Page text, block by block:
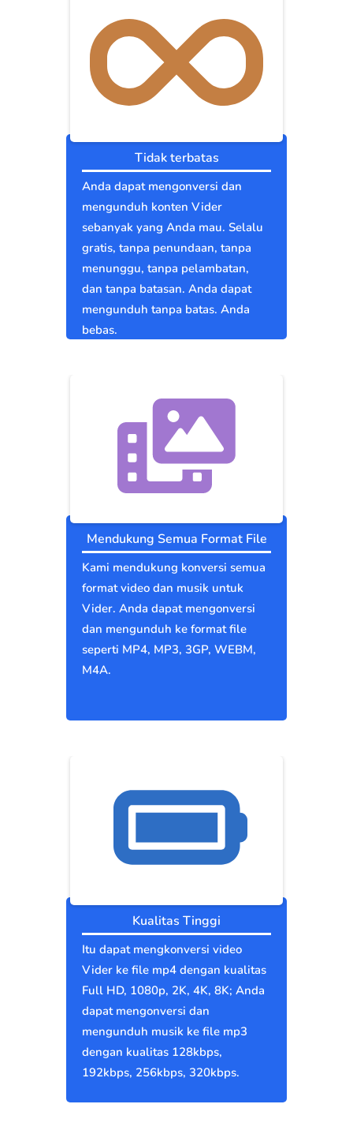
Tidak terbatas
Anda dapat mengonversi dan
mengunduh konten Vider
sebanyak yang Anda mau. Selalu
gratis, tanpa penundaan, tanpa
menunggu, tanpa pelambatan,
dan tanpa batasan. Anda dapat
mengunduh tanpa batas. Anda
bebas.
Mendukung Semua Format File
Kami mendukung konversi semua
format video dan musik untuk
Vider. Anda dapat mengonversi
dan mengunduh ke format file
seperti MP4, MP3, 3GP, WEBM,
M4A.
Kualitas Tinggi
Itu dapat mengkonversi video
Vider ke file mp4 dengan kualitas
Full HD, 1080p, 2K, 4K, 8K; Anda
dapat mengonversi dan
mengunduh musik ke file mp3
dengan kualitas 128kbps,
192kbps, 256kbps, 320kbps.